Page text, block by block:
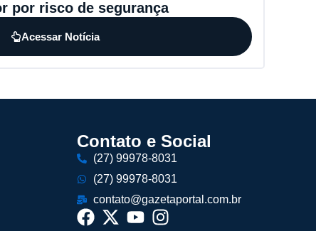
por risco de segurança
Acessar Notícia
Contato e Social
(27) 99978-8031
(27) 99978-8031
contato@gazetaportal.com.br